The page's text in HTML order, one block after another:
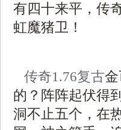
有四十来平，传
虹魔猪卫！
传奇1.76复古
的？阵阵起伏得
洞不止五个，在